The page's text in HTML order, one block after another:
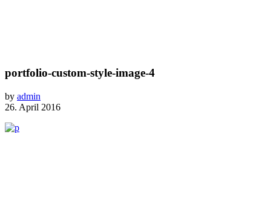
portfolio-custom-style-image-4
by admin
26. April 2016